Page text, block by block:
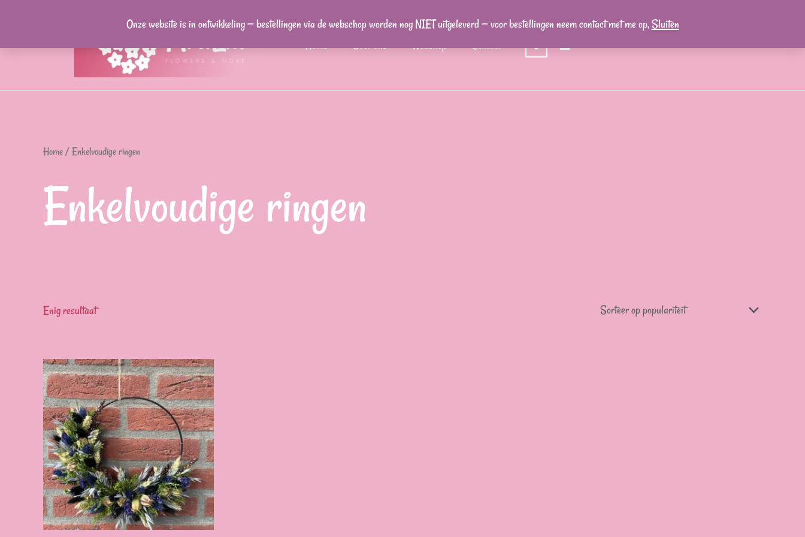
Home Over ons Webshop Contact 0
Home/ Enkelvoudige ringen
Enkelvoudige ringen
Enig resultaat
Onze website is in ontwikkeling — bestellingen via de webschop worden nog NIET uitgeleverd — voor bestellingen neem contact met me op,Sluiten